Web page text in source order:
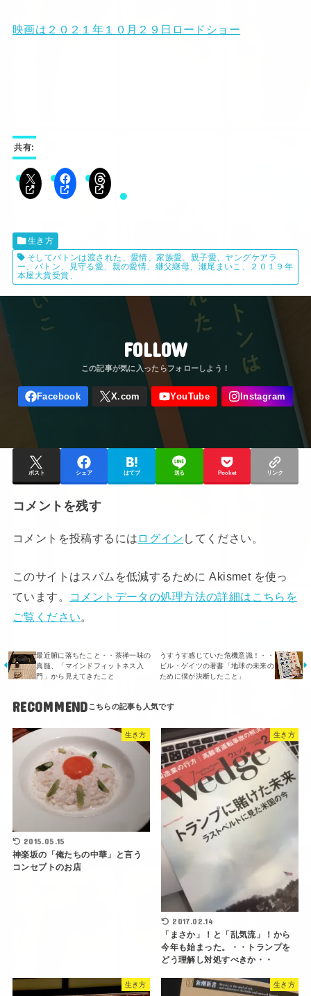
映画は２０２１年１０月２９日ロードショー
共有:
生き方
そしてバトンは渡された、愛情、家族愛、親子愛、ヤングケアラ
ー、バトン、見守る愛、親の愛情、継父継母、瀬尾まいこ、２０１９年
本屋大賞受賞、
FOLLOW
ポスト シェア はてブ 送る Pocket リンク
コメントを残す
コメントを投稿するには ログイン してください。
このサイトはスパムを低減するために Akismet を使っ
ています。
コメントデータの処理方法の詳細はこちらを
ご覧ください。
最近腑に落ちたこと・・茶禅一味の
真髄、「マインドフィットネス入
門」から見えてきたこと
うすうす感じていた危機意識！・・
ビル・ゲイツの著書「地球の未来の
ために僕が決断したこと」
RECOMMEND
生き方
2015.05.15
神楽坂の「俺たちの中華」と言う
コンセプトのお店
生き方
2017.02.14
「まさか」！と「乱気流」！から
今年も始まった。・・トランプを
どう理解し対処すべきか・・
生き方 生き方